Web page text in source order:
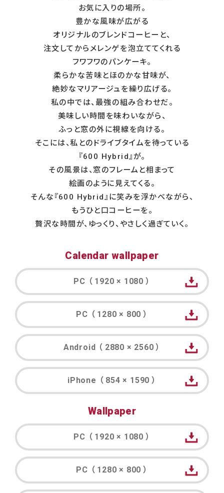
お気に入りの場所。
豊かな風味が広がる
オリジナルのブレンドコーヒーと、
注文してからメレンゲを泡立ててくれる
フワフワのパンケーキ。
柔らかな苦味とほのかな甘味が、
絶妙なマリアージュを繰り広げる。
私の中では、最強の組み合わせだ。
美味しい時間を味わいながら、
ふっと窓の外に視線を向ける。
そこには、私とのドライブタイムを待っている
『600 Hybrid』が。
その風景は、窓のフレームと相まって
絵画のように見えてくる。
そんな『600 Hybrid』に笑みを浮かべながら、
もうひと口コーヒーを。
贅沢な時間が、ゆっくり、やさしく過ぎていく。
Calendar wallpaper
PC （ 1920 × 1080 ）
PC （ 1280 × 800 ）
Android （ 2880 × 2560 ）
iPhone （ 854 × 1590 ）
Wallpaper
PC （ 1920 × 1080 ）
PC （ 1280 × 800 ）